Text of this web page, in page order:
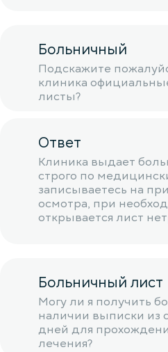
Больничный
Подскажите
клиника
листы?
Ответ
Клиника выдает
строго по
записываетесь на
осмотра, при
открывается лист
Больничный лист
Могу ли я получить
наличии выписки из
дней для
лечения?